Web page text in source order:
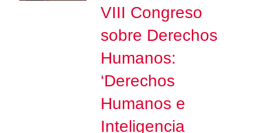
VIII Congreso
sobre Derechos
Humanos:
‘Derechos
Humanos e
Inteligencia